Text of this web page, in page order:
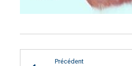
Précédent